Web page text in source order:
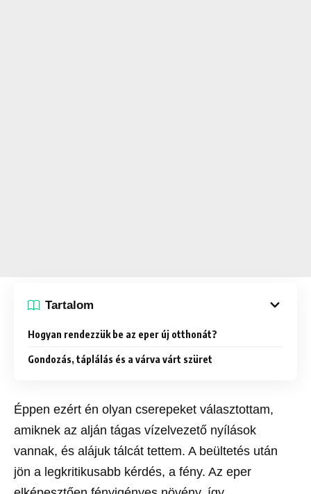
Tartalom
Hogyan rendezzük be az eper új otthonát?
Gondozás, táplálás és a várva várt szüret
Éppen ezért én olyan cserepeket választottam,
amiknek az alján tágas vízelvezető nyílások
vannak, és alájuk tálcát tettem. A beültetés után
jön a legkritikusabb kérdés, a fény. Az eper